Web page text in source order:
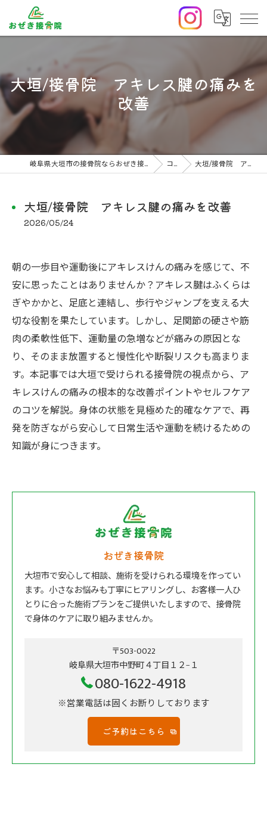
大垣/接骨院 アキレス腱の痛みを
改善
岐阜県大垣市の接骨院ならおぜき接骨院/整体院｜腰痛/交通事故治療/肩こり コラム 大垣/接骨院 アキレス腱の痛みを改善
大垣/接骨院 アキレス腱の痛みを改善
2026/05/24
朝の一歩目や運動後にアキレスけんの痛みを感じて、不
安に思ったことはありませんか？アキレス腱はふくらは
ぎやかかと、足底と連結し、歩行やジャンプを支える大
切な役割を果たしています。しかし、足関節の硬さや筋
肉の柔軟性低下、運動量の急増などが痛みの原因とな
り、そのまま放置すると慢性化や断裂リスクも高まりま
す。本記事では大垣で受けられる接骨院の視点から、ア
キレスけんの痛みの根本的な改善ポイントやセルフケア
のコツを解説。身体の状態を見極めた的確なケアで、再
発を防ぎながら安心して日常生活や運動を続けるための
知識が身につきます。
おぜき接骨院
大垣市で安心して相談、施術を受けられる環境を作ってい
ます。小さなお悩みも丁寧にヒアリングし、お客様一人ひ
とりに合った施術プランをご提供いたしますので、接骨院
で身体のケアに取り組みませんか。
〒503-0022
岐阜県大垣市中野町４丁目１２−１
080-1622-4918
※営業電話は固くお断りしております
ご予約はこちら